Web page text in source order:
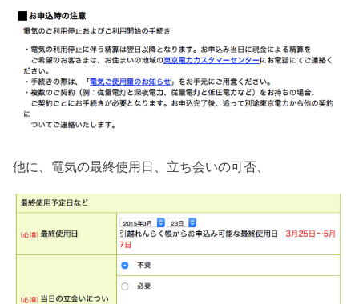
他に、電気の最終使用日、立ち会いの可否、